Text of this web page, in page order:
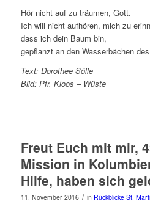
Hör nicht auf zu träumen, Gott.
Ich will nicht aufhören, mich zu
dass ich dein Baum bin,
gepflanzt an den Wasserbächen
Text: Dorothee Sölle
Bild: Pfr. Kloos – Wüste
Freut Euch mit mir,
Mission in
Hilfe, haben sich
11. November 2016 / in Rückblicke St.